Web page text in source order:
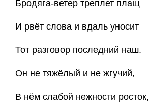
Бродяга-ветер треплет плащ
И рвёт слова и вдаль уносит
Тот разговор последний наш.
Он не тяжёлый и не жгучий,
В нём слабой нежности росток,